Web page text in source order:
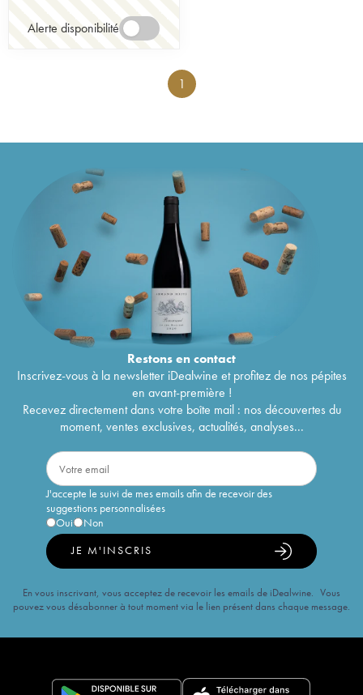
Alerte disponibilité
1
Restons encontact
Inscrivez-vous à la newsletter iDealwine et profitez de nos pépites
en avant-première !
Recevez directement dans votre boîte mail : nos découvertes du
moment, ventes exclusives, actualités, analyses...
J'accepte le suivi de mes emails afin de recevoir des
suggestions personnalisées
Oui
Non
JE M'INSCRIS
En vous inscrivant, vous acceptez de recevoir les emails de iDealwine. Vous
pouvez vous désabonner à tout moment via le lien présent dans chaque message.